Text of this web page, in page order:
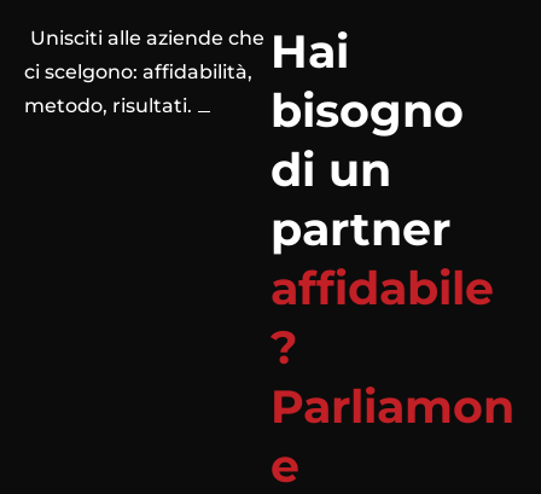
Unisciti alle aziende che
ci scelgono: affidabilità,
metodo, risultati.
Hai
bisogno
di un
partner
affidabile
?
Parliamon
e